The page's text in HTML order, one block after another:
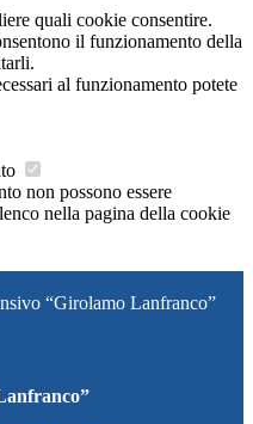
quali cookie consentire.
il funzionamento della
al funzionamento potete
non possono essere
nella pagina della cookie
“Girolamo Lanfranco”